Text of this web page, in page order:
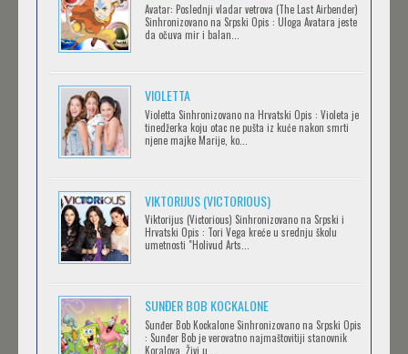
IPAK SE OKREĆE (GALILEO: EPPUR SI MUOVE)
OBLUTAK
SERVAMP
Feb 12 2023 |
2.43: SEIIN HIGH SCHOOL BOYS VOLLEYBALL
Avatar: Poslednji vladar vetrova (The Last Airbender)
Sinhronizovano na Srpski Opis : Uloga Avatara jeste
da očuva mir i balan...
VIOLETTA
Violetta Sinhronizovano na Hrvatski Opis : Violeta je
tinedžerka koju otac ne pušta iz kuće nakon smrti
njene majke Marije, ko...
VIKTORIJUS (VICTORIOUS)
Viktorijus (Victorious) Sinhronizovano na Srpski i
Hrvatski Opis : Tori Vega kreće u srednju školu
umetnosti "Holivud Arts...
SUNĐER BOB KOCKALONE
Sunđer Bob Kockalone Sinhronizovano na Srpski Opis
: Sunđer Bob je verovatno najmaštovitiji stanovnik
Koralova. Živi u ...